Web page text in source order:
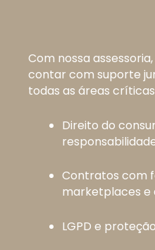
Com nossa
contar com suporte
todas as áreas
Direito do
Contratos com
marketplaces e
LGPD e